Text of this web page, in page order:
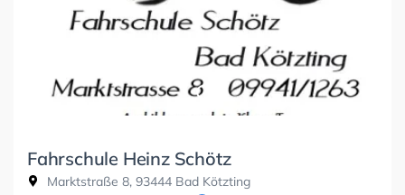
Fahrschule Heinz Schötz
Marktstraße 8, 93444 Bad Kötzting